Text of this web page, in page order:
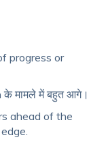
progress or
के मामले में बहुत आगे।
ahead of the